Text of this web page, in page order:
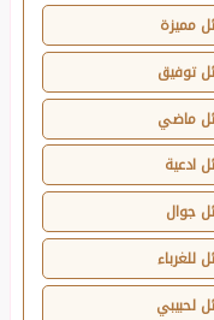
مميزة
توفيق
ماضي
ادعية
جوال
للغرباء
لحبيبي